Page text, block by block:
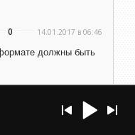
0 14.01.2017 в 06:46
должны быть
собственность бита?
будет на продаже?